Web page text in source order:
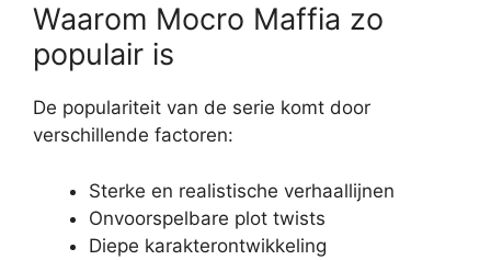
Waarom Mocro Maffia zo
populair is
De populariteit van de serie komt door
verschillende factoren:
Sterke en realistische verhaallijnen
Onvoorspelbare plot twists
Diepe karakterontwikkeling